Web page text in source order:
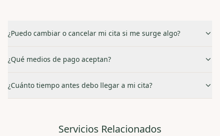
¿Puedo cambiar o cancelar mi cita si me surge algo?
¿Qué medios de pago aceptan?
¿Cuánto tiempo antes debo llegar a mi cita?
Servicios Relacionados